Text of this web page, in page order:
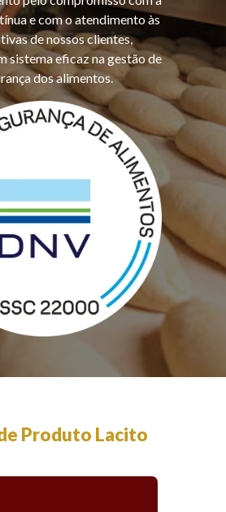
e com o atendimento às
de nossos clientes,
sistema eficaz na gestão de
dos alimentos.
Produto Lacito